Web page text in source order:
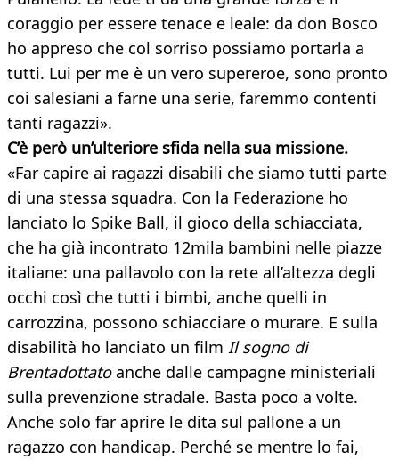
coraggio per essere tenace e leale: da don Bosco
ho appreso che col sorriso possiamo portarla a
tutti. Lui per me è un vero supereroe, sono pronto
coi salesiani a farne una serie, faremmo contenti
tanti ragazzi».
C’è però un’ulteriore sfida nella sua missione.
«Far capire ai ragazzi disabili che siamo tutti parte
di una stessa squadra. Con la Federazione ho
lanciato lo Spike Ball, il gioco della schiacciata,
che ha già incontrato 12mila bambini nelle piazze
italiane: una pallavolo con la rete all’altezza degli
occhi così che tutti i bimbi, anche quelli in
carrozzina, possono schiacciare o murare. E sulla
disabilità ho lanciato un film Il sogno di
Brentadottatoanche dalle campagne ministeriali
sulla prevenzione stradale. Basta poco a volte.
Anche solo far aprire le dita sul pallone a un
ragazzo con handicap. Perché se mentre lo fai,